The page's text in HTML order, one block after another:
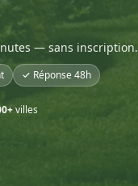
— sans inscription.
✓ Réponse 48h
villes